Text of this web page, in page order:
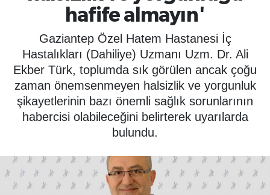
hafife almayın'
Gaziantep Özel Hatem Hastanesi İç
Hastalıkları (Dahiliye) Uzmanı Uzm. Dr. Ali
Ekber Türk, toplumda sık görülen ancak çoğu
zaman önemsenmeyen halsizlik ve yorgunluk
şikayetlerinin bazı önemli sağlık sorunlarının
habercisi olabileceğini belirterek uyarılarda
bulundu.
EĞİTİM
ÖZEL HABER
SAĞLIK
SPOR
YAŞAM
BİLİM - TEKNOLOJİ
Haber Arşivi